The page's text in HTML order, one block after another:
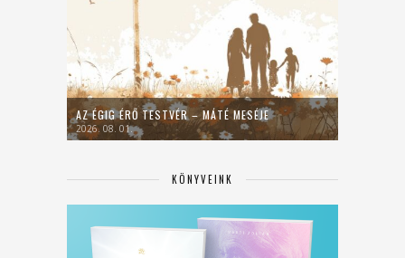
AZ ÉGIG ÉRŐ TESTVÉR – MÁTÉ MESÉJE
2026. 08. 01.
KÖNYVEINK